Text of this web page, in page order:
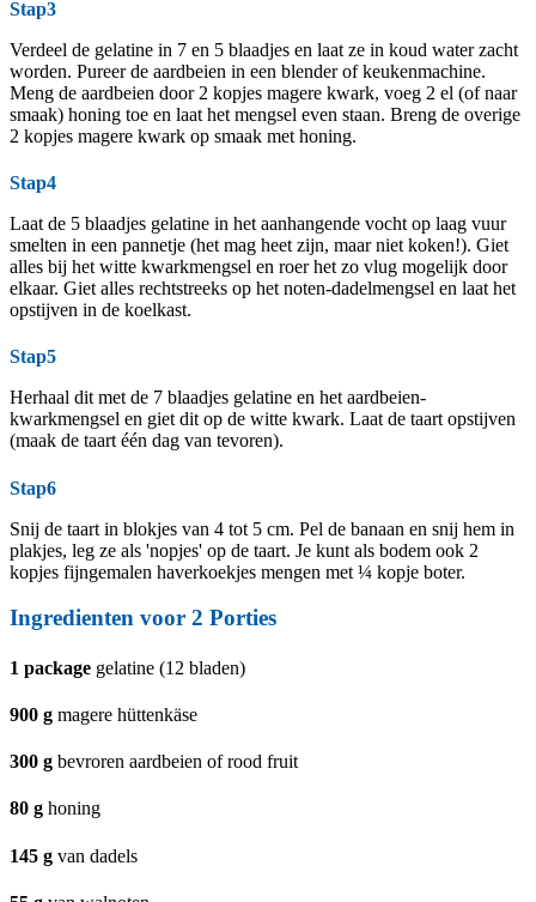
Stap3
Verdeel de gelatine in 7 en 5 blaadjes en laat ze in koud water zacht
worden. Pureer de aardbeien in een blender of keukenmachine.
Meng de aardbeien door 2 kopjes magere kwark, voeg 2 el (of naar
smaak) honing toe en laat het mengsel even staan. Breng de overige
2 kopjes magere kwark op smaak met honing.
Stap4
Laat de 5 blaadjes gelatine in het aanhangende vocht op laag vuur
smelten in een pannetje (het mag heet zijn, maar niet koken!). Giet
alles bij het witte kwarkmengsel en roer het zo vlug mogelijk door
elkaar. Giet alles rechtstreeks op het noten-dadelmengsel en laat het
opstijven in de koelkast.
Stap5
Herhaal dit met de 7 blaadjes gelatine en het aardbeien-
kwarkmengsel en giet dit op de witte kwark. Laat de taart opstijven
(maak de taart één dag van tevoren).
Stap6
Snij de taart in blokjes van 4 tot 5 cm. Pel de banaan en snij hem in
plakjes, leg ze als 'nopjes' op de taart. Je kunt als bodem ook 2
kopjes fijngemalen haverkoekjes mengen met ¼ kopje boter.
Ingredienten voor 2 Porties
1 package gelatine (12 bladen)
900 g magere hüttenkäse
300 g bevroren aardbeien of rood fruit
80 g honing
145 g van dadels